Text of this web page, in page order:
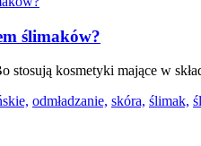
ślimaków?
stosują kosmetyki mające w
odmładzanie, skóra, ślimak,